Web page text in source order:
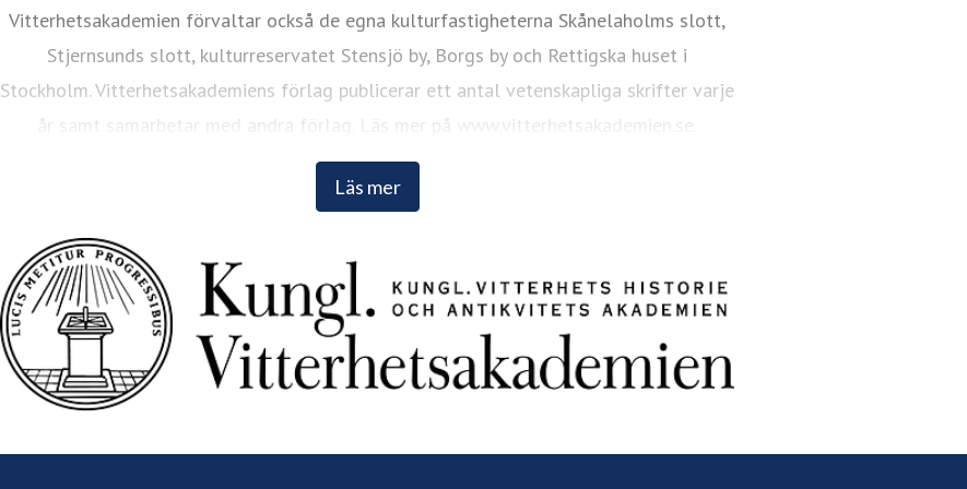
Informationsansvarig kristina.lund@vitterhetsakademien.se 08-440 42 86
Läs mer
Vitterhetsakademien förvaltar också de egna kulturfastigheterna Skånelaholms slott,
Stjernsunds slott, kulturreservatet Stensjö by, Borgs by och Rettigska huset i
Stockholm. Vitterhetsakademiens förlag publicerar ett antal vetenskapliga skrifter varje
år samt samarbetar med andra förlag. Läs mer på www.vitterhetsakademien.se.